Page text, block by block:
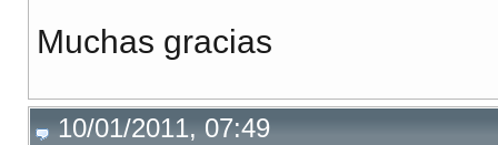
Muchas gracias
10/01/2011, 07:49